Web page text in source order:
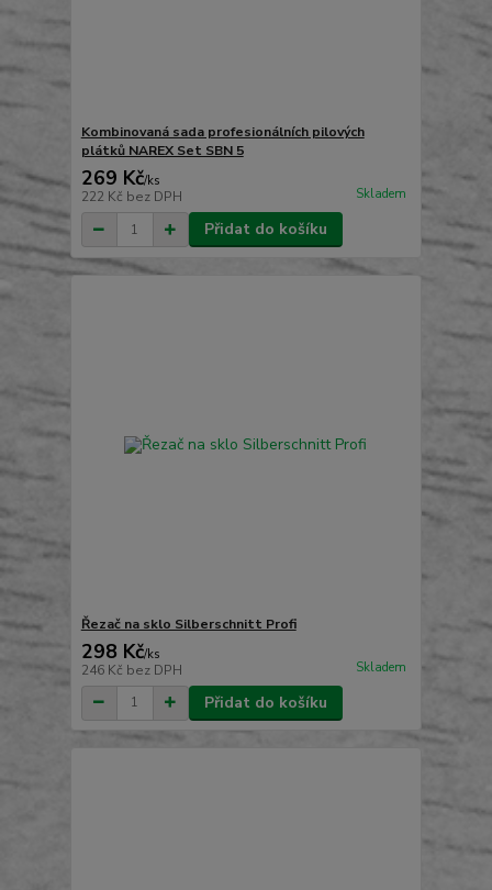
Kombinovaná sada profesionálních pilových
plátků NAREX Set SBN 5
269 Kč/ks
222 Kč bez DPH Skladem
Přidat do košíku
Řezač na sklo Silberschnitt Profi
298 Kč/ks
246 Kč bez DPH Skladem
Přidat do košíku